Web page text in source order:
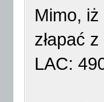
Mimo,
złapać
LAC: